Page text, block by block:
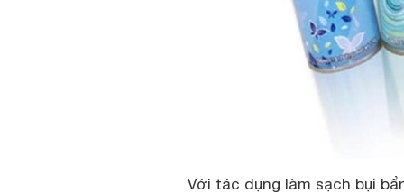
Với tác dụng làm sạch bụi